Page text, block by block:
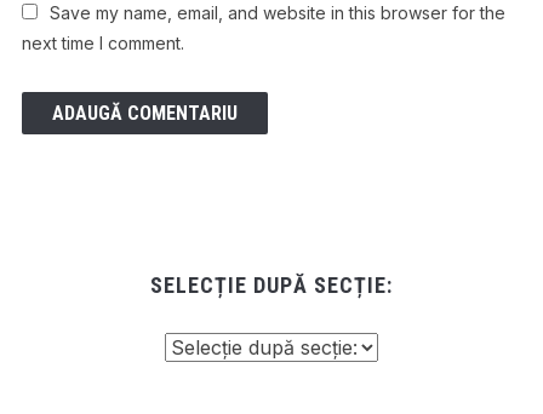
Save my name, email, and website in this browser for the
next time I comment.
SELECȚIE DUPĂ SECȚIE: